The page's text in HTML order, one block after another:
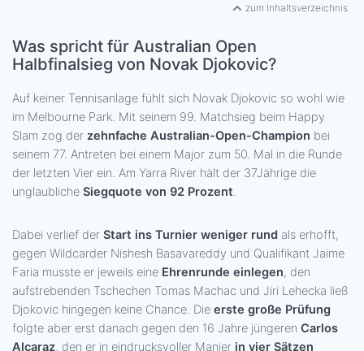
zum Inhaltsverzeichnis
Was spricht für Australian Open
Halbfinalsieg von Novak Djokovic?
Auf keiner Tennisanlage fühlt sich Novak Djokovic so wohl wie
im Melbourne Park. Mit seinem 99. Matchsieg beim Happy
Slam zog der zehnfache Australian-Open-Champion bei
seinem 77. Antreten bei einem Major zum 50. Mal in die Runde
der letzten Vier ein. Am Yarra River hält der 37Jährige die
unglaubliche Siegquote von 92 Prozent.
Dabei verlief der Start ins Turnier weniger rund als erhofft,
gegen Wildcarder Nishesh Basavareddy und Qualifikant Jaime
Faria musste er jeweils eine Ehrenrunde einlegen, den
aufstrebenden Tschechen Tomas Machac und Jiri Lehecka ließ
Djokovic hingegen keine Chance. Die erste große Prüfung
folgte aber erst danach gegen den 16 Jahre jüngeren Carlos
Alcaraz, den er in eindrucksvoller Manier in vier Sätzen